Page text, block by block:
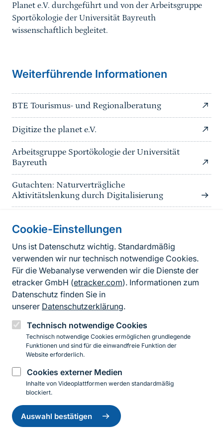
Cookie-Einstellungen
Uns ist Datenschutz wichtig. Standardmäßig
verwenden wir nur technisch notwendige Cookies.
Für die Webanalyse verwenden wir die Dienste der
etracker GmbH (etracker.com). Informationen zum
Datenschutz finden Sie in
unserer Datenschutzerklärung.
Technisch notwendige Cookies
Technisch notwendige Cookies ermöglichen grundlegende
Funktionen und sind für die einwandfreie Funktion der
Website erforderlich.
Cookies externer Medien
Inhalte von Videoplattformen werden standardmäßig
blockiert.
Auswahl bestätigen
Einwilligung
zurückziehen
Planet e.V. durchgeführt und von der Arbeitsgruppe
Sportökologie der Universität Bayreuth
wissenschaftlich begleitet.
Weiterführende Informationen
BTE Tourismus- und Regionalberatung
Digitize the planet e.V.
Arbeitsgruppe Sportökologie der Universität
Bayreuth
Gutachten: Naturverträgliche
Aktivitätslenkung durch Digitalisierung
Informationen zur Seite
FußzeileKontakt zum BfN
Kontaktformular
Erklärung zur Barrierefreiheit
Impressum
Datenschutz
InstagramFacebookYouTubeLinkedIn
© 2026 Bundesamt für Naturschutz